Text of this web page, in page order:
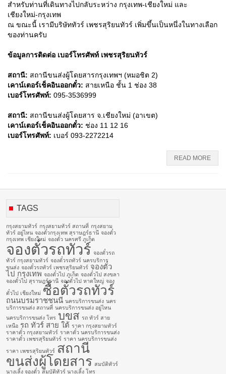
สำหรับท่านที่เดินทางไปกลับระหว่าง กรุงเทพ-เชียงใหม่ และ
เชียงใหม่-กรุงเทพ
ณ ขณะนี้ เรามีบริษัททัวร์ เพชรสุริยนทัวร์ เพิ่มขึ้นเป็นหนึ่งในทางเลือก
ของท่านครับ
ข้อมูลการติดต่อ เบอร์โทรศัพท์ เพชรสุริยนทัวร์
สถานี: สถานีขนส่งผู้โดยสารกรุงเทพฯ (หมอชิต 2)
เคาน์เตอร์เช็คอินออกตั๋ว: สายเหนือ ชั้น 1 ช่อง 38
เบอร์โทรศัพท์: 095-3536999
สถานี: สถานีขนส่งผู้โดยสาร จ.เชียงใหม่ (อาเขต)
เคาน์เตอร์เช็คอินออกตั๋ว: ช่อง 11 12 16
เบอร์โทรศัพท์: เบอร์ 093-2272214
READ MORE
TAGS
กรุงสยามทัวร์ กรุงสยามทัวร์ สถานที่ กรุงสยาม
ทัวร์ อยู่ไหน จองตั๋วกรุงเทพ สุราษฎร์ธานี จองตั๋ว
กรุงเทพ เชียงใหม่ จองตั๋ว นครศรี ภูเก็ต
จองตั๋วรถทัวร์ จองตั๋วรถ
ทัวร์ กรุงสยามทัวร์ จองตั๋วรถทัวร์ นครบริการ
ขนส่ง จองตั๋วรถทัวร์ เพชรสุริยนทัวร์ จองตั๋ว
ไป กรุงเทพ จองตั๋วไป ภูเก็ต จองตั๋วไป สงขลา
จองตั๋วไป สุราษฎร์ธานี จองตั๋วไป หาดใหญ่ จอง
ตั๋วไป เชียงใหม่ ซื้อตั๋วรถทัวร์
ถนนบรมราชชนนี นครบริการขนส่ง นคร
บริการขนส่ง สถานที่ นครบริการขนส่ง อยู่ไหน
นครบริการขนส่ง โทร บขส รถ ทัวร์ สาย
เหนือ รถ ทัวร์ สาย ใต้ ราคา กรุงสยามทัวร์
ราคาตั๋ว กรุงสยามทัวร์ ราคาตั๋ว นครบริการขนส่ง
ราคาตั๋ว เพชรสุริยนทัวร์ ราคา นครบริการขนส่ง
ราคา เพชรสุริยนทัวร์ สถานี
ขนส่งผู้โดยสาร สมบัติทัวร์
นางเลิ้ง จองตั๋ว สมบัติทัวร์ นางเลิ้ง โทร